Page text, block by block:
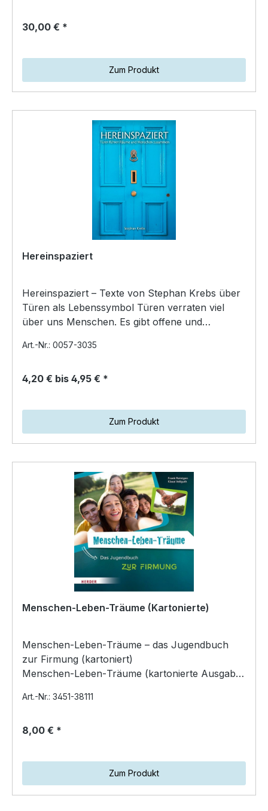
30,00 € *
Zum Produkt
Hereinspaziert
Hereinspaziert – Texte von Stephan Krebs über
Türen als Lebenssymbol Türen verraten viel
über uns Menschen. Es gibt offene und
Art.-Nr.: 0057-3035
4,20 € bis 4,95 € *
Zum Produkt
Menschen-Leben-Träume (Kartonierte)
Menschen‑Leben‑Träume – das Jugendbuch
zur Firmung (kartoniert)
Menschen‑Leben‑Träume (kartonierte Ausgabe)
Art.-Nr.: 3451-38111
8,00 € *
Zum Produkt